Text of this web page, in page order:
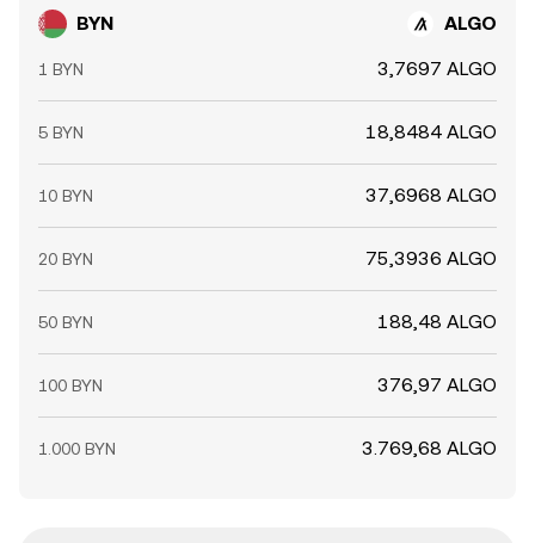
BYN ALGO
1 BYN 3,7697 ALGO
5 BYN 18,8484 ALGO
10 BYN 37,6968 ALGO
20 BYN 75,3936 ALGO
50 BYN 188,48 ALGO
100 BYN 376,97 ALGO
1.000 BYN 3.769,68 ALGO